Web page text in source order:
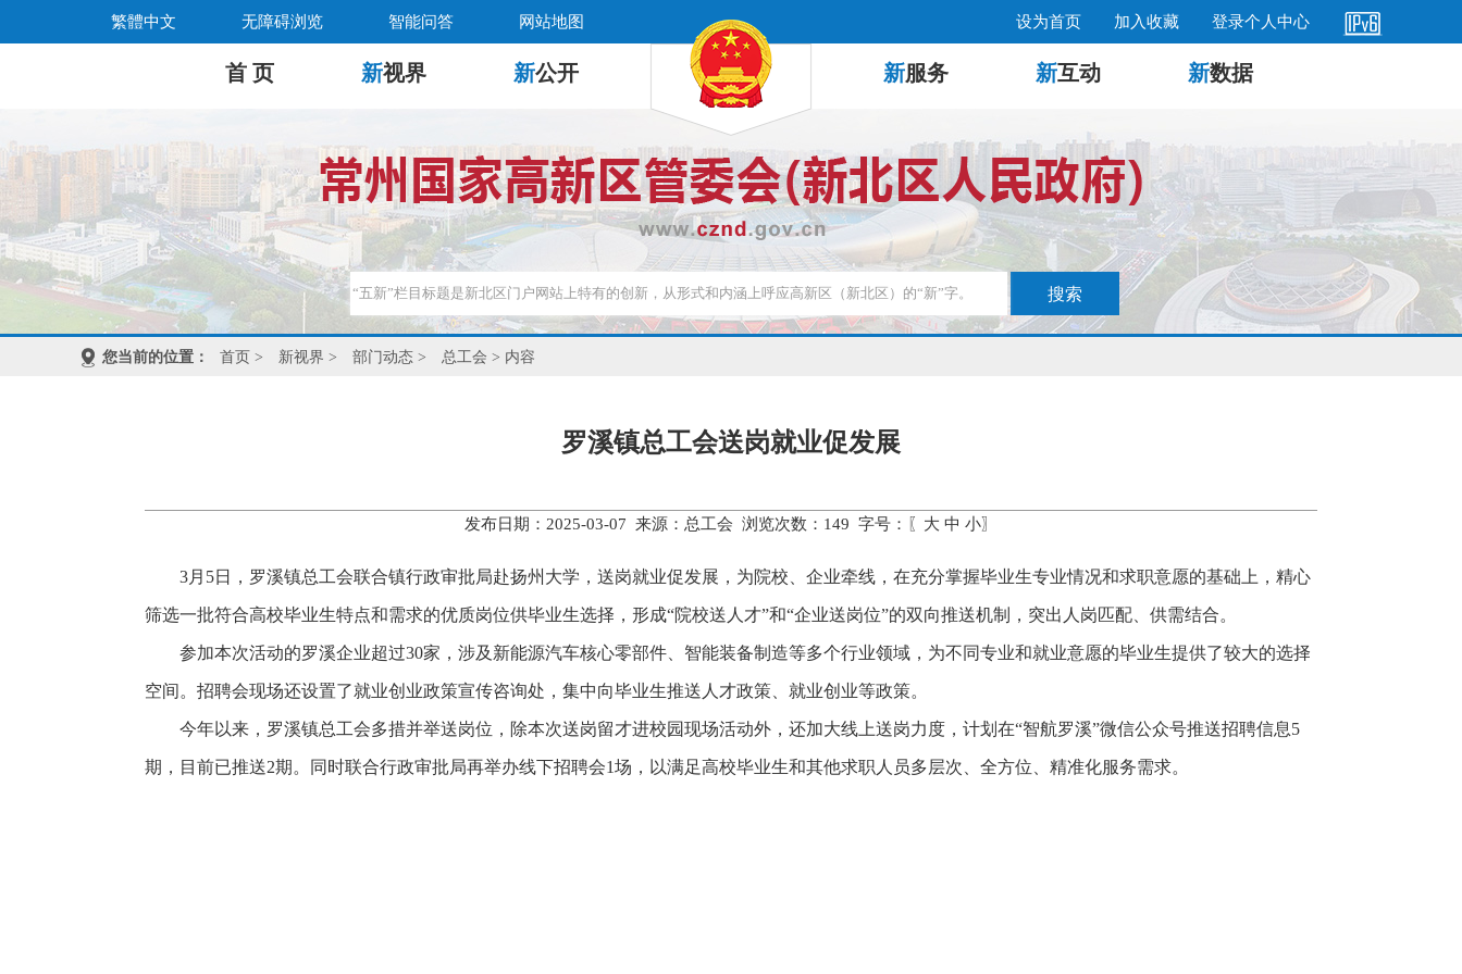
繁體中文 无障碍浏览 智能问答 网站地图 设为首页 加入收藏 登录个人中心
首 页 新视界 新公开 新服务 新互动 新数据
您当前的位置： 首页 > 新视界 > 部门动态 > 总工会 > 内容
罗溪镇总工会送岗就业促发展
发布日期：2025-03-07 来源：总工会 浏览次数： 149 字号：〖 大 中 小〗
3月5日，罗溪镇总工会联合镇行政审批局赴扬州大学，送岗就业促发展，为院校、企业牵线，在充分掌握毕业生专业情况和求职意愿的基础上，精心
筛选一批符合高校毕业生特点和需求的优质岗位供毕业生选择，形成“院校送人才”和“企业送岗位”的双向推送机制，突出人岗匹配、供需结合。
参加本次活动的罗溪企业超过30家，涉及新能源汽车核心零部件、智能装备制造等多个行业领域，为不同专业和就业意愿的毕业生提供了较大的选择
空间。招聘会现场还设置了就业创业政策宣传咨询处，集中向毕业生推送人才政策、就业创业等政策。
今年以来，罗溪镇总工会多措并举送岗位，除本次送岗留才进校园现场活动外，还加大线上送岗力度，计划在“智航罗溪”微信公众号推送招聘信息5
期，目前已推送2期。同时联合行政审批局再举办线下招聘会1场，以满足高校毕业生和其他求职人员多层次、全方位、精准化服务需求。